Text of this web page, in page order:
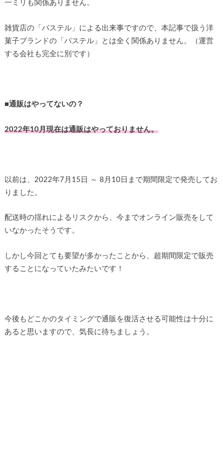
一ミリも関係ありません。
雑貨店の「パステル」による出来事ですので、本記事で扱う洋
菓子ブランドの「パステル」とは全く関係ありません。（運営
する会社も完全に別です）
■通販はやってないの？
2022年10月現在は通販はやっておりません。
以前は、2022年7月15日 ～ 8月10日まで期間限定で発売してお
りました。
配送時の揺れによるリスクから、今までオンライン販売をして
いなかったそうです。
しかし今回とても要望が多かったことから、超期間限定で販売
することになっていたみたいです！
今後もどこかのタイミングで通販を復活させる可能性は十分に
あると思いますので、気長に待ちましょう。